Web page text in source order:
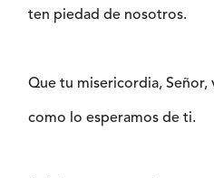
ten piedad de nosotros.
Que tu misericordia,
como lo esperamos de ti.